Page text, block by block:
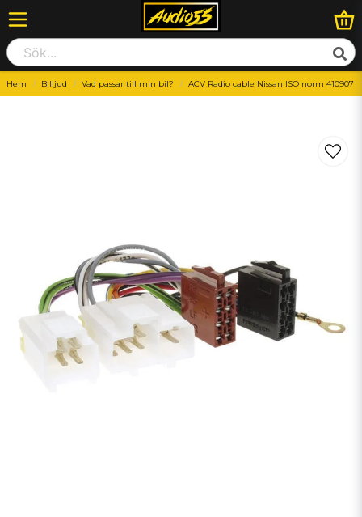
Hem Billjud Vad passar till min bil? ACV Radio cable Nissan ISO norm 410907